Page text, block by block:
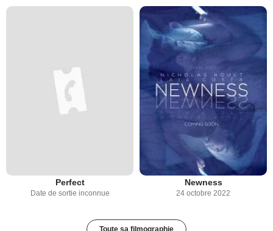
Perfect
Date de sortie inconnue
Newness
24 octobre 2022